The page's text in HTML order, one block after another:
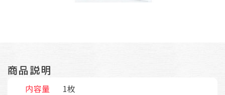
商品説明
内容量 1枚